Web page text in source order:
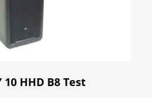
HHD B8 Test